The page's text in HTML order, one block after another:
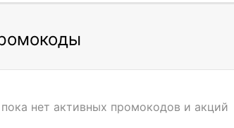
нет активных промокодов и акций